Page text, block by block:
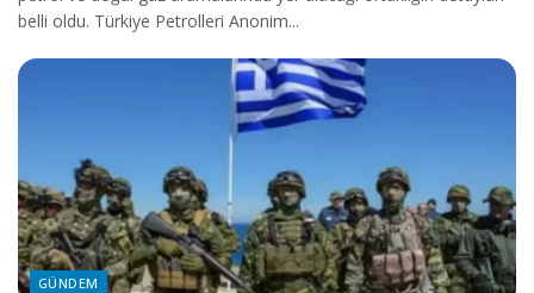
belli oldu. Türkiye Petrolleri Anonim...
GÜNDEM